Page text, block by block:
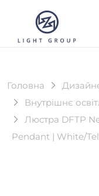
Головна
Внутрішнє
Люстра DFTP
Pendant | White/